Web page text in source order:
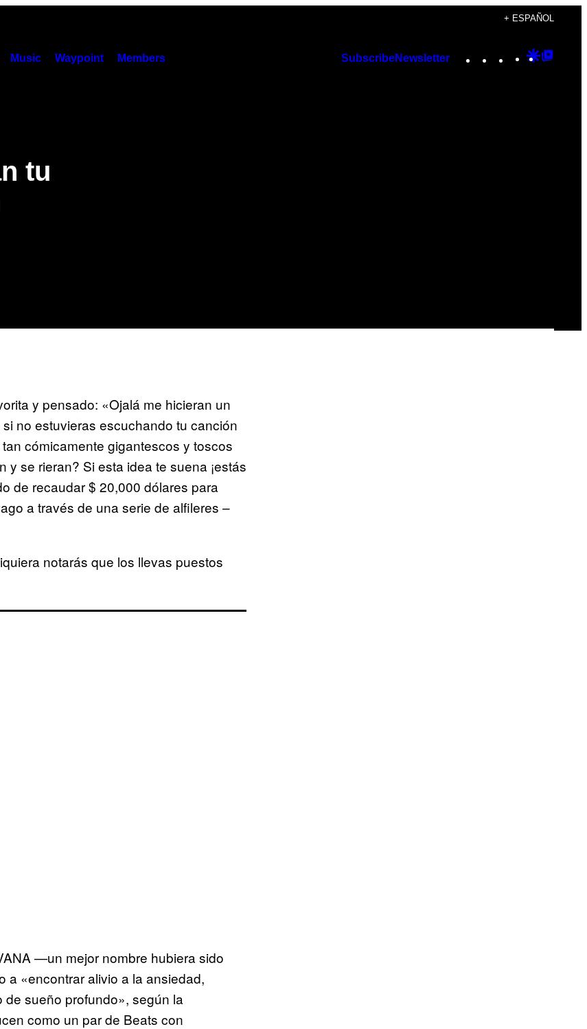
+ ESPAÑOL
Music Waypoint Members SubscribeNewsletter Instagram
TikTok
YouTube
Google
tu
y pensado: «Ojalá me hicieran un
no estuvieras escuchando tu canción
cómicamente gigantescos y toscos
se rieran? Si esta idea te suena ¡estás
de recaudar $ 20,000 dólares para
a través de una serie de alfileres –
notarás que los llevas puestos
—un mejor nombre hubiera sido
a «encontrar alivio a la ansiedad,
sueño profundo», según la
como un par de Beats con